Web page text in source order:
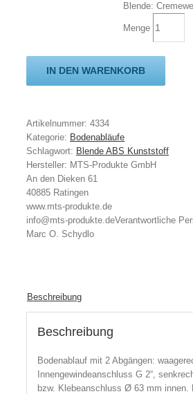
Blende:
Menge
IN DEN WARENKORB
Artikelnummer: 4334
Kategorie: Bodenabläufe
Schlagwort: Blende ABS Kunststoff
Hersteller: MTS-Produkte GmbH
An den Dieken 61
40885 Ratingen
www.mts-produkte.de
info@mts-produkte.deVerantwortliche
Marc O. Schydlo
Beschreibung
Beschreibung
Bodenablauf mit 2 Abgängen:
Innengewindeanschluss G 2“,
bzw. Klebeanschluss Ø 63 mm innen.